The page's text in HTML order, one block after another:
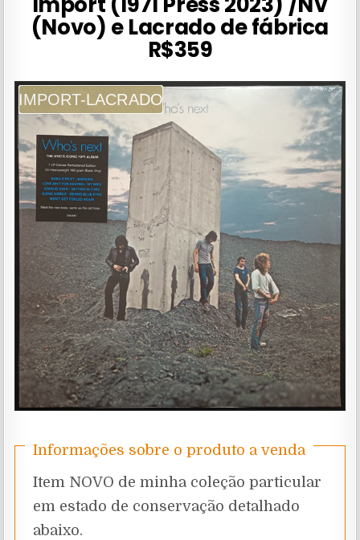
(Novo) e Lacrado de fábrica
R$359
IMPORT-LACRADO
Informações sobre o produto a venda
Item NOVO de minha coleção particular
em estado de conservação detalhado
abaixo.